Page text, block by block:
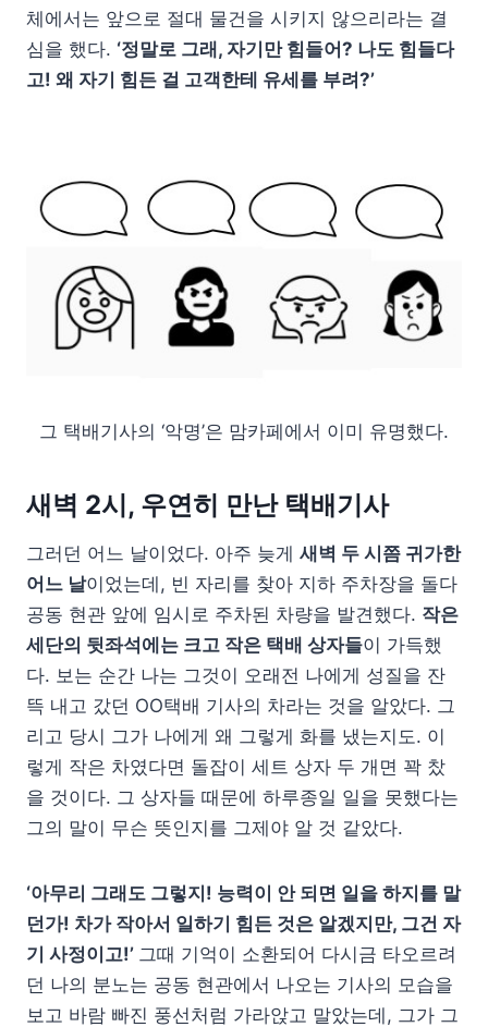
체에서는 앞으로 절대 물건을 시키지 않으리라는 결
심을 했다. ‘정말로 그래, 자기만 힘들어? 나도 힘들다
고! 왜 자기 힘든 걸 고객한테 유세를 부려?’
그 택배기사의 ‘악명’은 맘카페에서 이미 유명했다.
새벽 2시, 우연히 만난 택배기사
그러던 어느 날이었다. 아주 늦게 새벽 두 시쯤 귀가한
어느 날이었는데, 빈 자리를 찾아 지하 주차장을 돌다
공동 현관 앞에 임시로 주차된 차량을 발견했다. 작은
세단의 뒷좌석에는 크고 작은 택배 상자들이 가득했
다. 보는 순간 나는 그것이 오래전 나에게 성질을 잔
뜩 내고 갔던 OO택배 기사의 차라는 것을 알았다. 그
리고 당시 그가 나에게 왜 그렇게 화를 냈는지도. 이
렇게 작은 차였다면 돌잡이 세트 상자 두 개면 꽉 찼
을 것이다. 그 상자들 때문에 하루종일 일을 못했다는
그의 말이 무슨 뜻인지를 그제야 알 것 같았다.
‘아무리 그래도 그렇지! 능력이 안 되면 일을 하지를 말
던가! 차가 작아서 일하기 힘든 것은 알겠지만, 그건 자
기 사정이고!’ 그때 기억이 소환되어 다시금 타오르려
던 나의 분노는 공동 현관에서 나오는 기사의 모습을
보고 바람 빠진 풍선처럼 가라앉고 말았는데, 그가 그